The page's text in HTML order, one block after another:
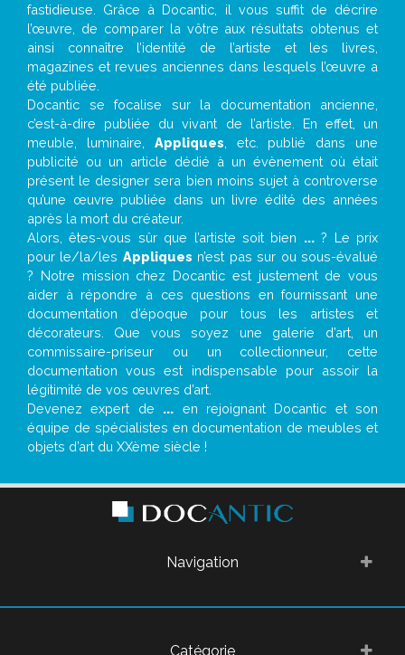
fastidieuse. Grâce à Docantic, il vous suffit de décrire
l’œuvre, de comparer la vôtre aux résultats obtenus et
ainsi connaître l’identité de l’artiste et les livres,
magazines et revues anciennes dans lesquels l’œuvre a
été publiée.
Docantic se focalise sur la documentation ancienne,
c’est-à-dire publiée du vivant de l’artiste. En effet, un
meuble, luminaire, Appliques , etc. publié dans une
publicité ou un article dédié à un évènement où était
présent le designer sera bien moins sujet à controverse
qu’une œuvre publiée dans un livre édité des années
après la mort du créateur.
Alors, êtes-vous sûr que l’artiste soit bien ...? Le prix
pour le/la/les Appliques n’est pas sur ou sous-évalué
? Notre mission chez Docantic est justement de vous
aider à répondre à ces questions en fournissant une
documentation d’époque pour tous les artistes et
décorateurs. Que vous soyez une galerie d’art, un
commissaire-priseur ou un collectionneur, cette
documentation vous est indispensable pour assoir la
légitimité de vos œuvres d’art.
Devenez expert de ... en rejoignant Docantic et son
équipe de spécialistes en documentation de meubles et
objets d’art du XXème siècle !
Navigation
Catégorie